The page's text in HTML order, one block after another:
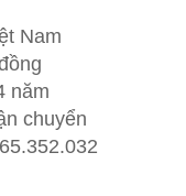
Nam
năm
chuyển